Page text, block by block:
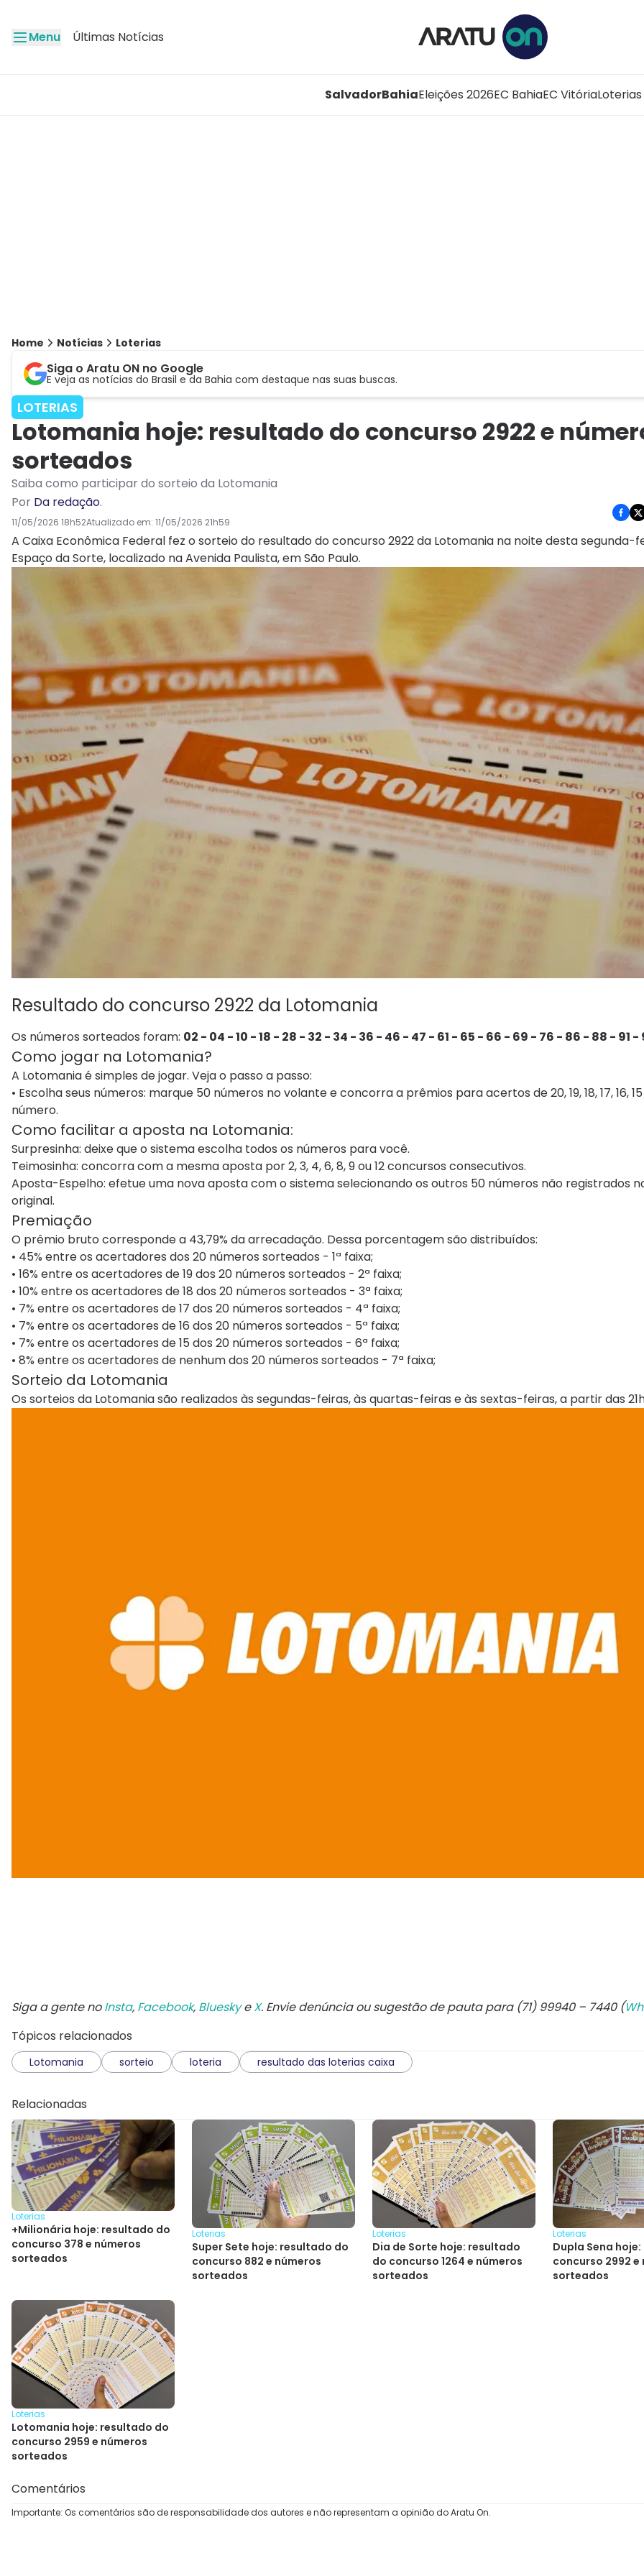
Menu Últimas Notícias
SalvadorBahiaEleições 2026EC BahiaEC VitóriaLoterias
Home Notícias Loterias
Siga o Aratu ON no Google
E veja as notícias do Brasil e da Bahia com destaque nas suas buscas.
LOTERIAS
Lotomania hoje: resultado do concurso 2922 e
sorteados
Saiba como participar do sorteio da Lotomania
Por Da redação.
11/05/2026 18h52Atualizado em: 11/05/2026 21h59
A Caixa Econômica Federal fez o sorteio do resultado do concurso 2922 da Lotomania na noite desta segunda-
Espaço da Sorte, localizado na Avenida Paulista, em São Paulo.
Resultado do concurso 2922 da Lotomania
Os números sorteados foram: 02 - 04 - 10 - 18 - 28 - 32 - 34 - 36 - 46 - 47 - 61 - 65 - 66 - 69 - 76 - 86 - 88 - 91 -
Como jogar na Lotomania?
A Lotomania é simples de jogar. Veja o passo a passo:
• Escolha seus números: marque 50 números no volante e concorra a prêmios para acertos de 20, 19, 18, 17, 16,
número.
Como facilitar a aposta na Lotomania:
Surpresinha: deixe que o sistema escolha todos os números para você.
Teimosinha: concorra com a mesma aposta por 2, 3, 4, 6, 8, 9 ou 12 concursos consecutivos.
Aposta-Espelho: efetue uma nova aposta com o sistema selecionando os outros 50 números não registrados
original.
Premiação
O prêmio bruto corresponde a 43,79​% da arrecadação. Dessa porcentagem são distribuídos:
• 45% entre os acertadores dos 20 números sorteados - 1ª faixa;
• 16% entre os acertadores de 19 dos 20 números sorteados - 2ª faixa;
• 10% entre os acertadores de 18 dos 20 números sorteados - 3ª faixa;
• 7% entre os acertadores de 17 dos 20 números sorteados - 4ª faixa;
• 7% entre os acertadores de 16 dos 20 números sorteados - 5ª faixa;
• 7% entre os acertadores de 15 dos 20 números sorteados - 6ª faixa;
• 8% entre os acertadores de nenhum dos 20 números sorteados - 7ª faixa;
Sorteio​ da Lotomania
Os sorteios da Lotomania são realizados às segundas-feiras, às quartas-feiras e às sextas-feiras, a partir das
Siga a gente noInsta, Facebook, BlueskyeX. Envie denúncia ou sugestão de pauta para (71) 99940 – 7440 (
Tópicos relacionados
Lotomania sorteio loteria resultado das loterias caixa
Relacionadas
Loterias
+Milionária hoje: resultado do
concurso 378 e números
sorteados
Loterias
Super Sete hoje: resultado do
concurso 882 e números
sorteados
Loterias
Dia de Sorte hoje: resultado
do concurso 1264 e números
sorteados
Loterias
Dupla Sena
concurso 2992 e
sorteados
Loterias
Lotomania hoje: resultado do
concurso 2959 e números
sorteados
Comentários
Importante: Os comentários são de responsabilidade dos autores e não representam a opinião do Aratu On.